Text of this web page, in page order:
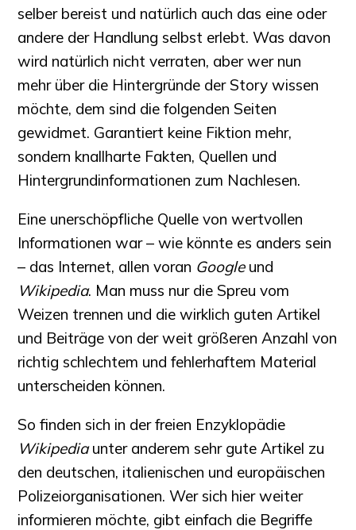
selber bereist und natürlich auch das eine oder
andere der Handlung selbst erlebt. Was davon
wird natürlich nicht verraten, aber wer nun
mehr über die Hintergründe der Story wissen
möchte, dem sind die folgenden Seiten
gewidmet. Garantiert keine Fiktion mehr,
sondern knallharte Fakten, Quellen und
Hintergrundinformationen zum Nachlesen.
Eine unerschöpfliche Quelle von wertvollen
Informationen war – wie könnte es anders sein
– das Internet, allen voran Googleund
Wikipedia. Man muss nur die Spreu vom
Weizen trennen und die wirklich guten Artikel
und Beiträge von der weit größeren Anzahl von
richtig schlechtem und fehlerhaftem Material
unterscheiden können.
So finden sich in der freien Enzyklopädie
Wikipediaunter anderem sehr gute Artikel zu
den deutschen, italienischen und europäischen
Polizeiorganisationen. Wer sich hier weiter
informieren möchte, gibt einfach die Begriffe